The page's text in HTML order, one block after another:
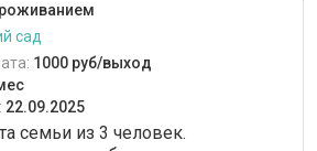
сад
1000 руб/выход
22.09.2025
семьи из 3 человек.